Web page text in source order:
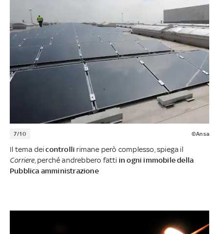
7/10 ©Ansa
Il tema deicontrolli rimane però complesso, spiega il
Corriere, perché andrebbero fatti in ogni immobile della
Pubblica amministrazione